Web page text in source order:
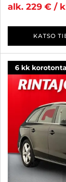
alk. 229 € /
KATSO
6 kk